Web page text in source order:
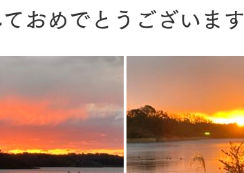
おめでとうございます